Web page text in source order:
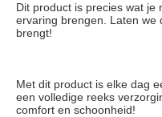
Dit product is precies wat je
ervaring brengen. Laten we
brengt!
Met dit product is elke dag
een volledige reeks
comfort en schoonheid!